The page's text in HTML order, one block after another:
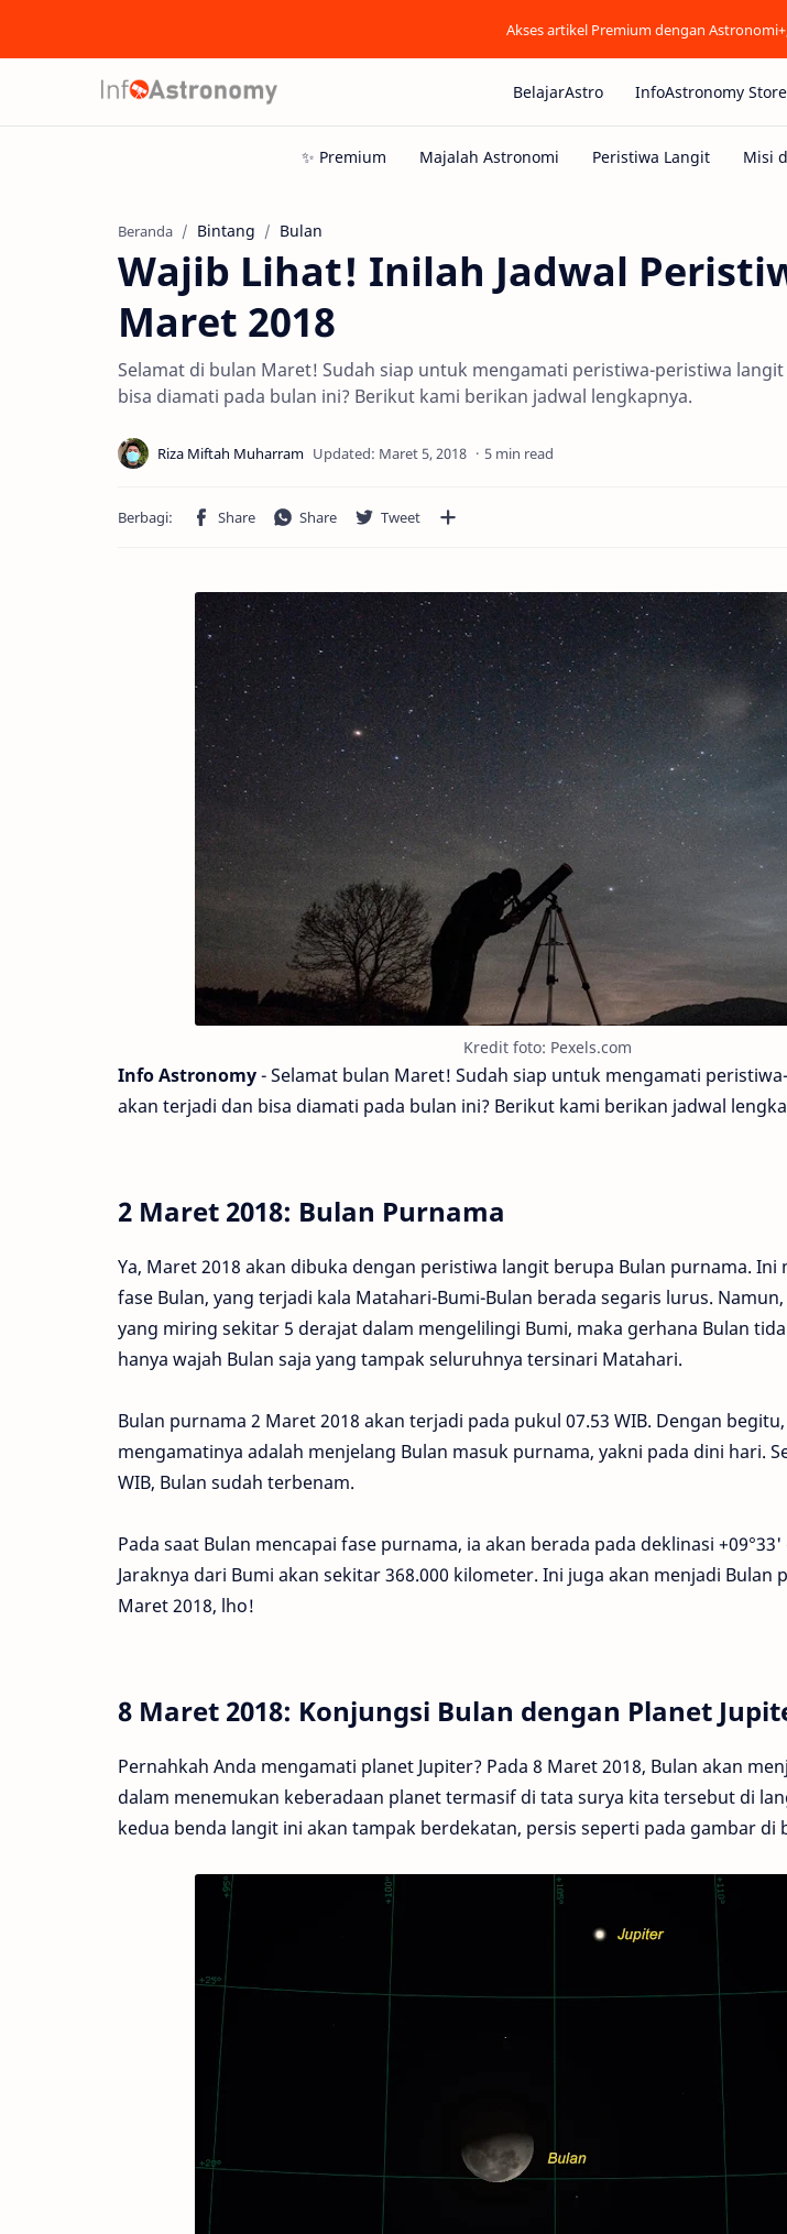
Akses artikel Premium dengan
BelajarAstro InfoAstronomy Store
Beranda Bintang Bulan
Wajib Lihat! Inilah Jadwal
Maret 2018
Selamat di bulan Maret! Sudah siap untuk mengamati peristiwa-peristiwa
bisa diamati pada bulan ini? Berikut kami berikan jadwal lengkapnya.
5 min read
Kredit foto: Pexels.com
Info Astronomy- Selamat bulan Maret! Sudah siap untuk mengamati
akan terjadi dan bisa diamati pada bulan ini? Berikut kami berikan jadwal
2 Maret 2018: Bulan Purnama
Ya, Maret 2018 akan dibuka dengan peristiwa langit berupa Bulan purnama. Ini
fase Bulan, yang terjadi kala Matahari-Bumi-Bulan berada segaris lurus.
yang miring sekitar 5 derajat dalam mengelilingi Bumi, maka gerhana Bulan
hanya wajah Bulan saja yang tampak seluruhnya tersinari Matahari.
Bulan purnama 2 Maret 2018 akan terjadi pada pukul 07.53 WIB. Dengan
mengamatinya adalah menjelang Bulan masuk purnama, yakni pada dini hari.
WIB, Bulan sudah terbenam.
Pada saat Bulan mencapai fase purnama, ia akan berada pada deklinasi
Jaraknya dari Bumi akan sekitar 368.000 kilometer. Ini juga akan menjadi Bulan
Maret 2018, lho!
8 Maret 2018: Konjungsi Bulan dengan Planet
Pernahkah Anda mengamati planet Jupiter? Pada 8 Maret 2018, Bulan akan
dalam menemukan keberadaan planet termasif di tata surya kita tersebut di
kedua benda langit ini akan tampak berdekatan, persis seperti pada gambar di